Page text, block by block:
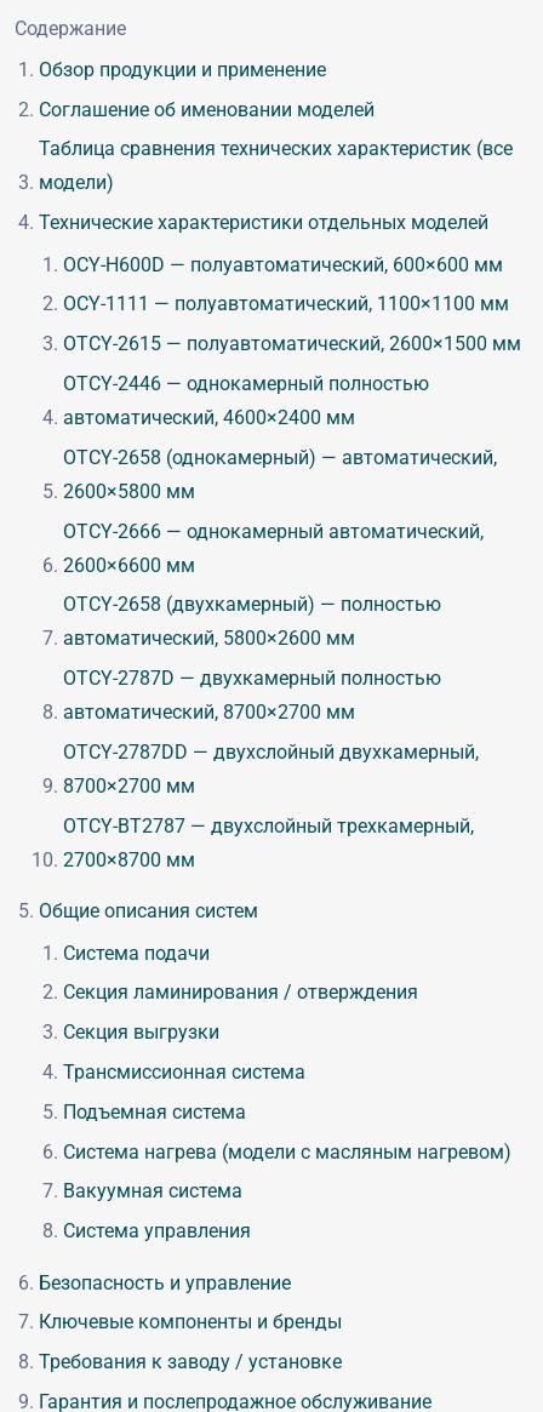
Содержание
Обзор продукции и применение
Соглашение об именовании моделей
Таблица сравнения технических характеристик (все
модели)
Технические характеристики отдельных моделей
OCY-H600D — полуавтоматический, 600×600 мм
OCY-1111 — полуавтоматический, 1100×1100 мм
OTCY-2615 — полуавтоматический, 2600×1500 мм
OTCY-2446 — однокамерный полностью
автоматический, 4600×2400 мм
OTCY-2658 (однокамерный) — автоматический,
2600×5800 мм
OTCY-2666 — однокамерный автоматический,
2600×6600 мм
OTCY-2658 (двухкамерный) — полностью
автоматический, 5800×2600 мм
OTCY-2787D — двухкамерный полностью
автоматический, 8700×2700 мм
OTCY-2787DD — двухслойный двухкамерный,
8700×2700 мм
OTCY-BT2787 — двухслойный трехкамерный,
2700×8700 мм
Общие описания систем
Система подачи
Секция ламинирования / отверждения
Секция выгрузки
Трансмиссионная система
Подъемная система
Система нагрева (модели с масляным нагревом)
Вакуумная система
Система управления
Безопасность и управление
Ключевые компоненты и бренды
Требования к заводу / установке
Гарантия и послепродажное обслуживание